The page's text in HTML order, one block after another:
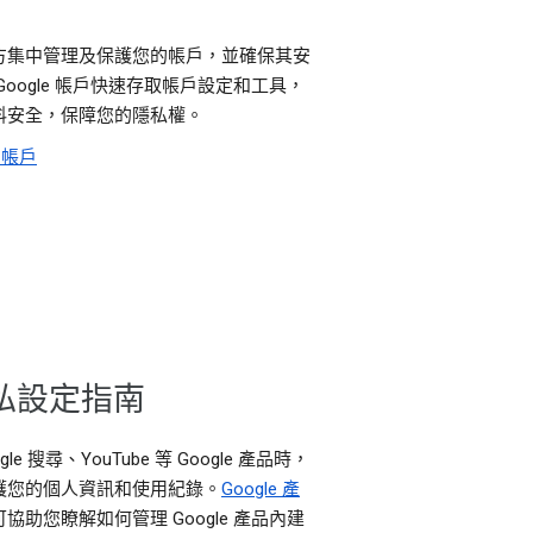
集中管理及保護您的帳戶，並確保其安
帳戶快速存取帳戶設定和工具，
全，保障您的隱私權。
戶
設定指南
搜尋、YouTube 等 Google 產品時，
的個人資訊和使用紀錄。 Google 產
協助您瞭解如何管理 Google 產品內建